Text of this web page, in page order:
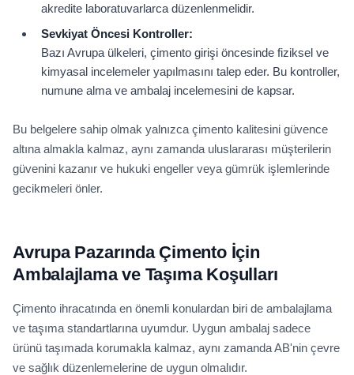
akredite laboratuvarlarca düzenlenmelidir.
Sevkiyat Öncesi Kontroller:
Bazı Avrupa ülkeleri, çimento girişi öncesinde fiziksel ve
kimyasal incelemeler yapılmasını talep eder. Bu kontroller,
numune alma ve ambalaj incelemesini de kapsar.
Bu belgelere sahip olmak yalnızca çimento kalitesini güvence
altına almakla kalmaz, aynı zamanda uluslararası müşterilerin
güvenini kazanır ve hukuki engeller veya gümrük işlemlerinde
gecikmeleri önler.
Avrupa Pazarında Çimento İçin
Ambalajlama ve Taşıma Koşulları
Çimento ihracatında en önemli konulardan biri de ambalajlama
ve taşıma standartlarına uyumdur. Uygun ambalaj sadece
ürünü taşımada korumakla kalmaz, aynı zamanda AB'nin çevre
ve sağlık düzenlemelerine de uygun olmalıdır.